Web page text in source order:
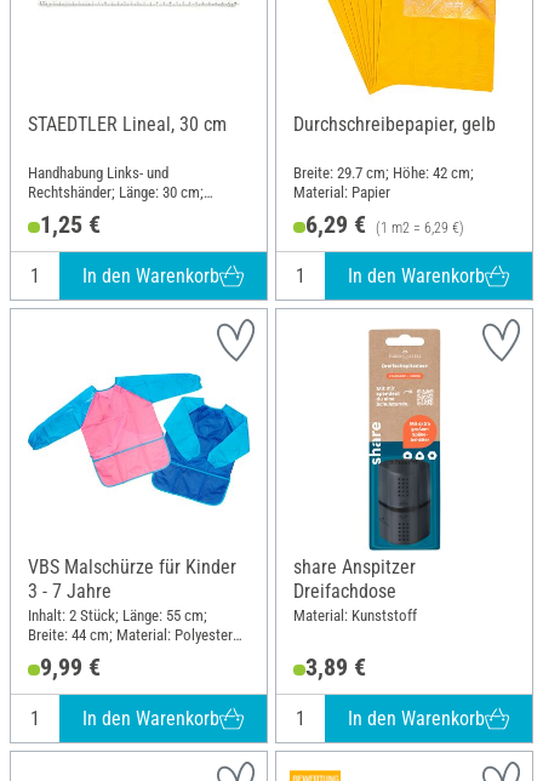
STAEDTLER Lineal, 30 cm
Handhabung Links- und
Rechtshänder; Länge: 30 cm;
1,25 €
In den Warenkorb
Durchschreibepapier, gelb
Breite: 29.7 cm; Höhe: 42 cm;
Material: Papier
6,29 € (1 m2 = 6,29 €)
In den Warenkorb
VBS Malschürze für Kinder
3 - 7 Jahre
Inhalt: 2 Stück; Länge: 55 cm;
Breite: 44 cm; Material: Polyester
9,99 €
In den Warenkorb
share Anspitzer
Dreifachdose
Material: Kunststoff
3,89 €
In den Warenkorb